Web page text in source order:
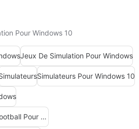
Pour Windows 10
Jeux De Simulation Pour Windows
Simulateurs Pour Windows 10
Jeux De Gestionnaire De Football Pour Windows